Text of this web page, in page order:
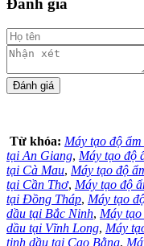
Đánh giá
Từ khóa: Máy tạo độ
tại An Giang, Máy tạo độ
tại Cà Mau, Máy tạo độ
tại Cần Thơ, Máy tạo độ
tại Đồng Tháp, Máy tạo
dầu tại Bắc Ninh, Máy
dầu tại Vĩnh Long, Máy
tinh dầu tại Cao Bằng,